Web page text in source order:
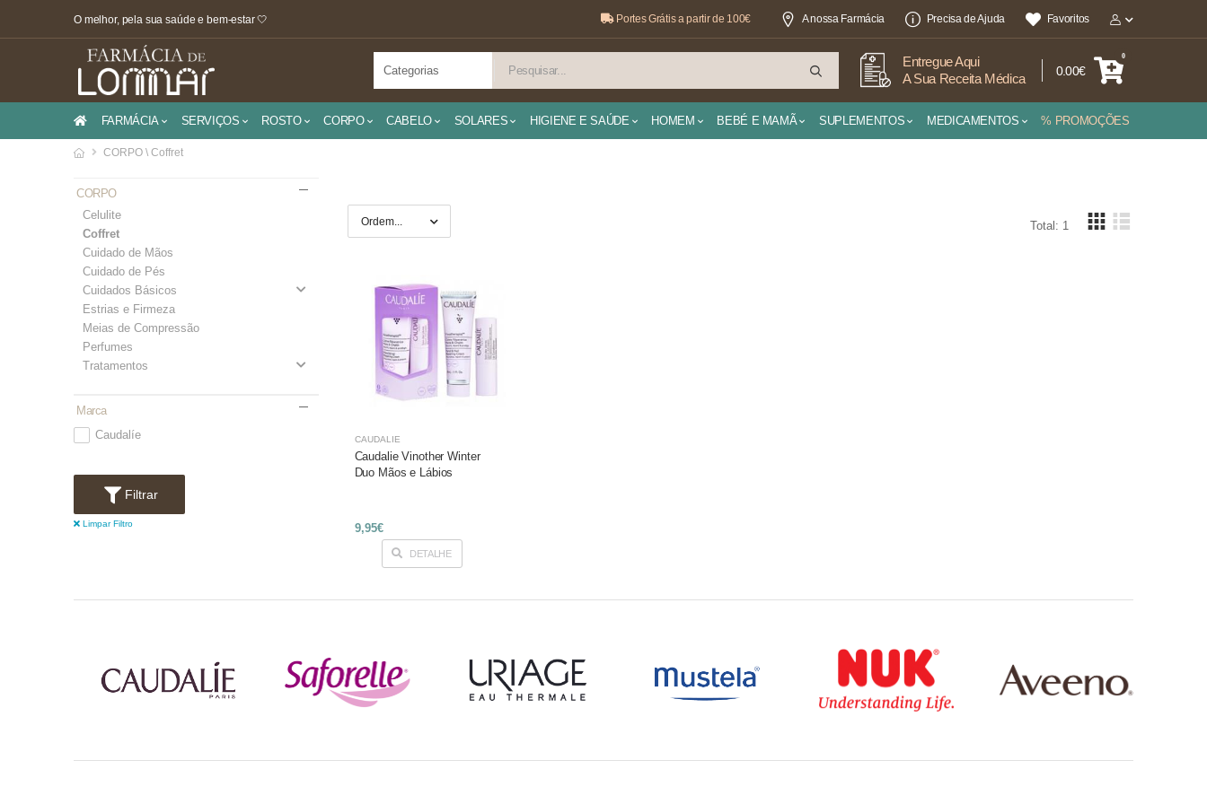
O melhor, pela sua saúde e bem-estar 🤍 Portes Grátis a partir de 100€ A nossa Farmácia Precisa de Ajuda Favoritos
Entregue Aqui
A Sua Receita Médica
0.00€
0
FARMÁCIA SERVIÇOS ROSTO CORPO CABELO SOLARES HIGIENE E SAÚDE HOMEM BEBÉ E MAMÃ SUPLEMENTOS MEDICAMENTOS % PROMOÇÕES
CORPO \ Coffret
CORPO
Celulite
Coffret
Cuidado de Mãos
Cuidado de Pés
Cuidados Básicos
Estrias e Firmeza
Meias de Compressão
Perfumes
Tratamentos
Marca
Caudalíe
Filtrar
Limpar Filtro
Total: 1
CAUDALÍE
Caudalie Vinother Winter
Duo Mãos e Lábios
9,95€
DETALHE